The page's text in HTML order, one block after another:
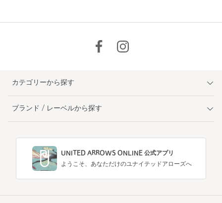
カテゴリーから探す
ブランド / レーベルから探す
UNITED ARROWS ONLINE 公式アプリ
ようこそ、あなただけのユナイテッドアローズへ